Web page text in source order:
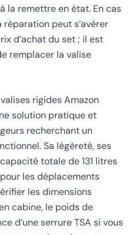
la remettre en état. En cas
peut s’avérer
d’achat du set ; il est
remplacer la valise
rigides Amazon
solution pratique et
recherchant un
Sa légèreté, ses
totale de 131 litres
les déplacements
les dimensions
cabine, le poids de
d’une serrure TSA si vous